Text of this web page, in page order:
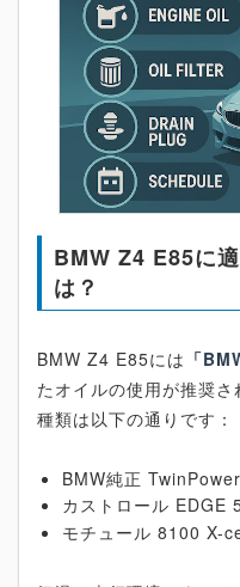
BMW Z4 E85に
は？
BMW Z4 E85には 「
たオイルの使用が推奨
種類は以下の通りです：
BMW純正
カストロール EDGE
モチュール 8100 X-